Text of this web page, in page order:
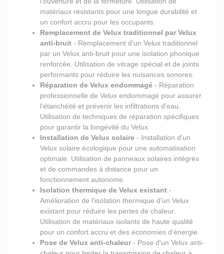
matériaux résistants pour une longue durabilité et
un confort accru pour les occupants.
Remplacement de Velux traditionnel par Velux
anti-bruit - Remplacement d'un Velux traditionnel
par un Velux anti-bruit pour une isolation phonique
renforcée. Utilisation de vitrage spécial et de joints
performants pour réduire les nuisances sonores.
Réparation de Velux endommagé - Réparation
professionnelle de Velux endommagé pour assurer
l'étanchéité et prévenir les infiltrations d'eau.
Utilisation de techniques de réparation spécifiques
pour garantir la longévité du Velux.
Installation de Velux solaire - Installation d'un
Velux solaire écologique pour une automatisation
optimale. Utilisation de panneaux solaires intégrés
et de commandes à distance pour un
fonctionnement autonome.
Isolation thermique de Velux existant -
Amélioration de l'isolation thermique d'un Velux
existant pour réduire les pertes de chaleur.
Utilisation de matériaux isolants de haute qualité
pour un confort accru et des économies d'énergie.
Pose de Velux anti-chaleur- Pose d'un Velux anti-